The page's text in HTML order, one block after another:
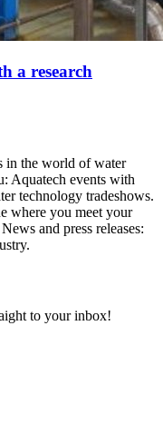
a research
in the world of water
Aquatech events with
technology tradeshows.
where you meet your
and press releases:
to your inbox!